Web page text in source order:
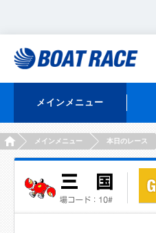
メインメニュー
HOMEメインメニュー 本日のレース